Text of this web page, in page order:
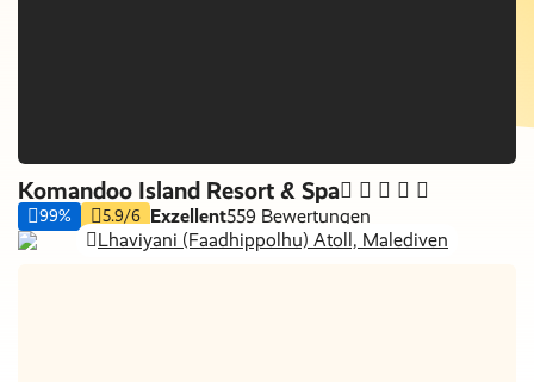
Komandoo Island Resort & Spa
Lhaviyani (Faadhippolhu) Atoll, Malediven
99% 5.9/6 Exzellent559 Bewertungen